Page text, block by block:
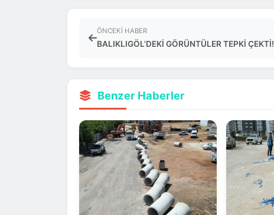
ÖNCEKI HABER
BALIKLIGÖL’DEKİ GÖRÜNTÜLER TEPKİ ÇEKTİ!
Benzer Haberler